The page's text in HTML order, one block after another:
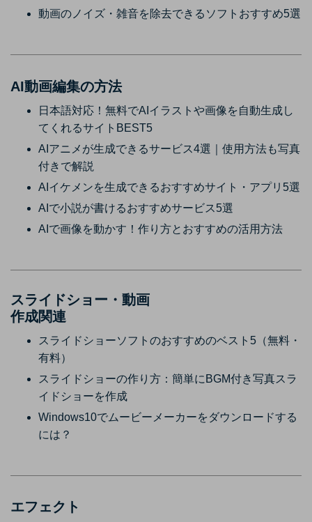
動画のノイズ・雑音を除去できるソフトおすすめ5選
AI動画編集の方法
日本語対応！無料でAIイラストや画像を自動生成し
てくれるサイトBEST5
AIアニメが生成できるサービス4選｜使用方法も写真
付きで解説
AIイケメンを生成できるおすすめサイト・アプリ5選
AIで小説が書けるおすすめサービス5選
AIで画像を動かす！作り方とおすすめの活用方法
スライドショー・動画
作成関連
スライドショーソフトのおすすめのベスト5（無料・
有料）
スライドショーの作り方：簡単にBGM付き写真スラ
イドショーを作成
Windows10でムービーメーカーをダウンロードする
には？
エフェクト